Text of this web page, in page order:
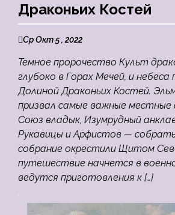
Драконьих Костей
Ср Окт 5 , 2022
Темное пророчество Культ
глубоко в Горах Мечей, и
Долиной Драконьих Костей.
призвал самые важные местные
Союз владык, Изумрудный
Рукавицы и Арфистов —
собрание окрестили Щитом
путешествие начнется в
ведутся приготовления к […]